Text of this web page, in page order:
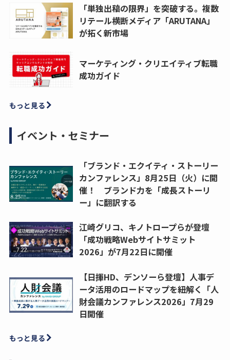
「単独出稿の限界」を突破する。複数
リテール横断メディア「ARUTANA」
が拓く新市場
マーケティング・クリエイティブ転職
成功ガイド
もっと見る
イベント・セミナー
「ブランド・エクイティ・ストーリー
カンファレンス」8月25日（火）に開
催！ ブランド力を「成長ストーリ
ー」に翻訳する
江崎グリコ、キノトロープらが登壇
「成功戦略Webサイトサミット
2026」が7月22日に開催
【日揮HD、デンソーら登壇】人事デ
ータ活用のロードマップを紐解く「人
財会議カンファレンス2026」7月29
日開催
もっと見る